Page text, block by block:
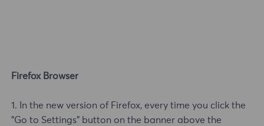
Firefox Browser
1. In the new version of Firefox, every time you click the
"Go to Settings" button on the banner above the